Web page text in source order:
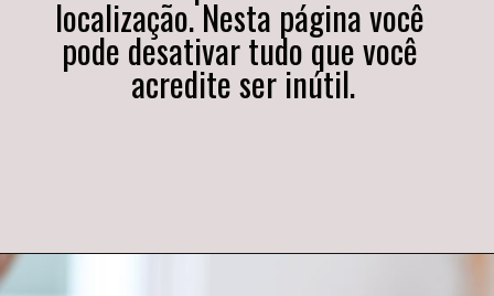
localização. Nesta página você
pode desativar tudo que você
acredite ser inútil.